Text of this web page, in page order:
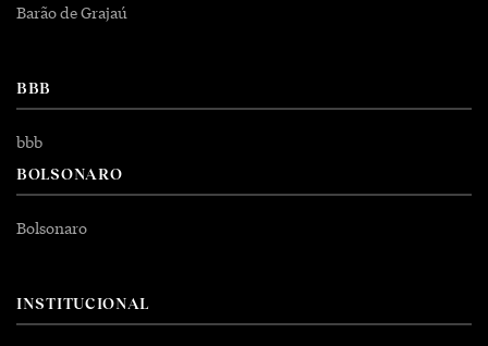
Barão de Grajaú
BBB
bbb
BOLSONARO
Bolsonaro
INSTITUCIONAL